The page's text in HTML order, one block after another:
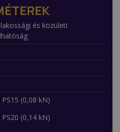
és közületi
(0,08 kN)
(0,14 kN)